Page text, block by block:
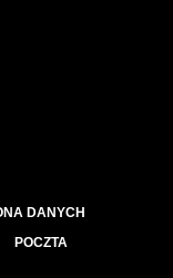
DANYCH
POCZTA